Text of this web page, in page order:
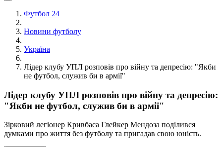
Футбол 24
Новини футболу
Україна
Лідер клубу УПЛ розповів про війну та депресію: "Якби
не футбол, служив би в армії"
Лідер клубу УПЛ розповів про війну та депресію:
"Якби не футбол, служив би в армії"
Зірковий легіонер Кривбаса Глейкер Мендоза поділився
думками про життя без футболу та пригадав свою юність.